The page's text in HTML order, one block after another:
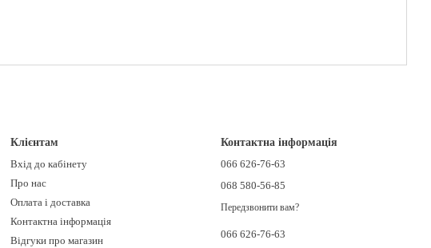
Клієнтам
Вхід до кабінету
Про нас
Оплата і доставка
Контактна інформація
Відгуки про магазин
Контактна інформація
066 626-76-63
068 580-56-85
Передзвонити вам?
066 626-76-63